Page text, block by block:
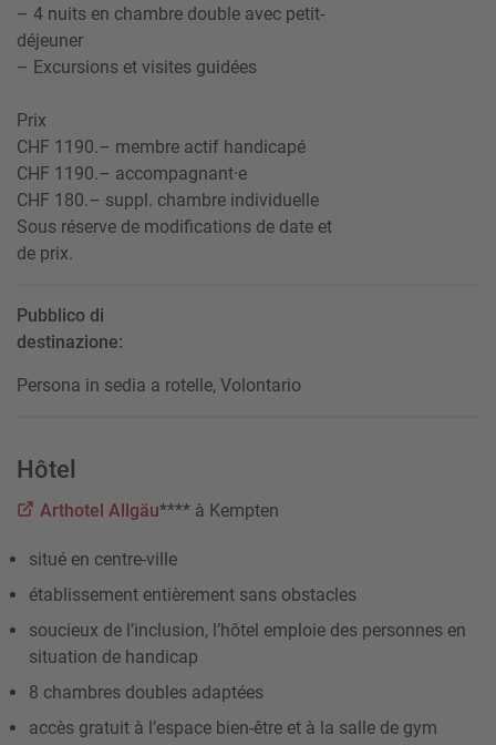
– 4 nuits en chambre double avec petit-
déjeuner
– Excursions et visites guidées
Prix
CHF 1190.– membre actif handicapé
CHF 1190.– accompagnant·e
CHF 180.– suppl. chambre individuelle
Sous réserve de modifications de date et
de prix.
Pubblico di
destinazione:
Persona in sedia a rotelle, Volontario
Hôtel
Arthotel Allgäu**** à Kempten
situé en centre-ville
établissement entièrement sans obstacles
soucieux de l’inclusion, l’hôtel emploie des personnes en
situation de handicap
8 chambres doubles adaptées
accès gratuit à l’espace bien-être et à la salle de gym